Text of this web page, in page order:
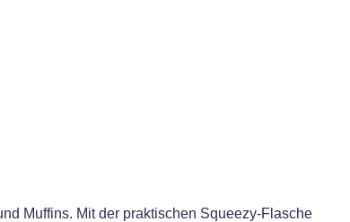
Muffins. Mit der praktischen Squeezy-Flasche